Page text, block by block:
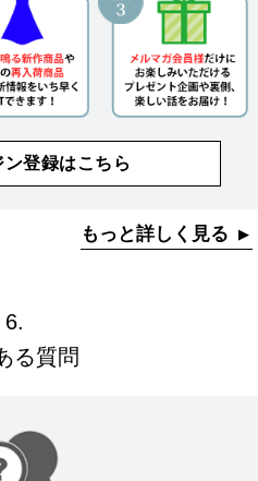
ン登録はこちら
もっと詳しく見る
6.
る質問